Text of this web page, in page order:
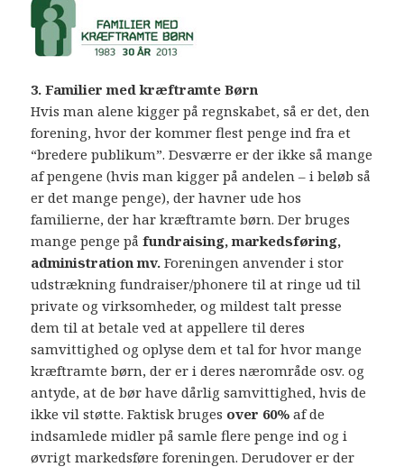
3. Familier med kræftramte Børn
Hvis man alene kigger på regnskabet, så er det, den
forening, hvor der kommer flest penge ind fra et
“bredere publikum”. Desværre er der ikke så mange
af pengene (hvis man kigger på andelen – i beløb så
er det mange penge), der havner ude hos
familierne, der har kræftramte børn. Der bruges
mange penge påfundraising, markedsføring,
administration mv. Foreningen anvender i stor
udstrækning fundraiser/phonere til at ringe ud til
private og virksomheder, og mildest talt presse
dem til at betale ved at appellere til deres
samvittighed og oplyse dem et tal for hvor mange
kræftramte børn, der er i deres nærområde osv. og
antyde, at de bør have dårlig samvittighed, hvis de
ikke vil støtte. Faktisk bruges over 60% af de
indsamlede midler på samle flere penge ind og i
øvrigt markedsføre foreningen. Derudover er der